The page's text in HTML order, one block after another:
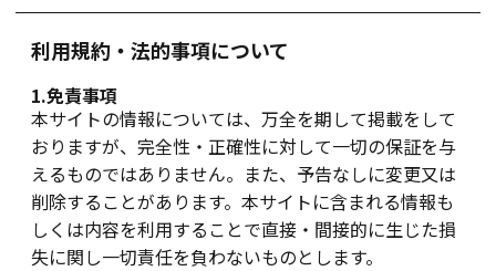
利用規約・法的事項について
1.免責事項
本サイトの情報については、万全を期して掲載をして
おりますが、完全性・正確性に対して一切の保証を与
えるものではありません。また、予告なしに変更又は
削除することがあります。本サイトに含まれる情報も
しくは内容を利用することで直接・間接的に生じた損
失に関し一切責任を負わないものとします。